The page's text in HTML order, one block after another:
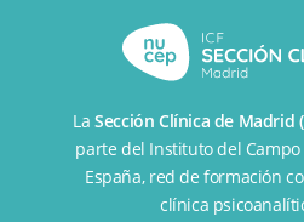
LaSección Clínica de Madrid
parte del Instituto del
España, red de formación
clínica